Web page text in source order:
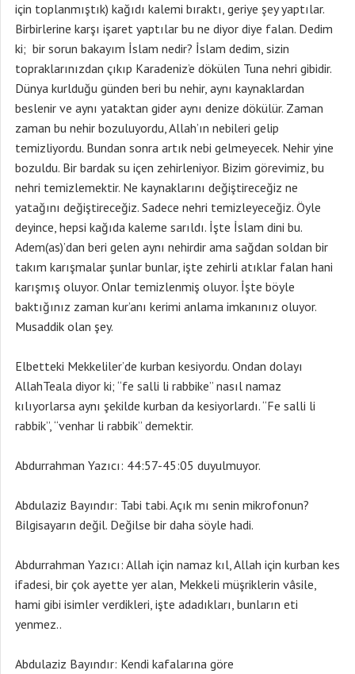
için toplanmıştık) kağıdı kalemi bıraktı, geriye şey yaptılar.
Birbirlerine karşı işaret yaptılar bu ne diyor diye falan. Dedim
ki; bir sorun bakayım İslam nedir? İslam dedim, sizin
topraklarınızdan çıkıp Karadeniz’e dökülen Tuna nehri gibidir.
Dünya kurlduğu günden beri bu nehir, aynı kaynaklardan
beslenir ve aynı yataktan gider aynı denize dökülür. Zaman
zaman bu nehir bozuluyordu, Allah’ın nebileri gelip
temizliyordu. Bundan sonra artık nebi gelmeyecek. Nehir yine
bozuldu. Bir bardak su içen zehirleniyor. Bizim görevimiz, bu
nehri temizlemektir. Ne kaynaklarını değiştireceğiz ne
yatağını değiştireceğiz. Sadece nehri temizleyeceğiz. Öyle
deyince, hepsi kağıda kaleme sarıldı. İşte İslam dini bu.
Adem(as)’dan beri gelen aynı nehirdir ama sağdan soldan bir
takım karışmalar şunlar bunlar, işte zehirli atıklar falan hani
karışmış oluyor. Onlar temizlenmiş oluyor. İşte böyle
baktığınız zaman kur’anı kerimi anlama imkanınız oluyor.
Musaddik olan şey.
Elbetteki Mekkeliler’de kurban kesiyordu. Ondan dolayı
AllahTeala diyor ki; “fe salli li rabbike” nasıl namaz
kılıyorlarsa aynı şekilde kurban da kesiyorlardı. “Fe salli li
rabbik”, “venhar li rabbik” demektir.
Abdurrahman Yazıcı: 44:57-45:05 duyulmuyor.
Abdulaziz Bayındır: Tabi tabi. Açık mı senin mikrofonun?
Bilgisayarın değil. Değilse bir daha söyle hadi.
Abdurrahman Yazıcı: Allah için namaz kıl, Allah için kurban kes
ifadesi, bir çok ayette yer alan, Mekkeli müşriklerin vâsile,
hami gibi isimler verdikleri, işte adadıkları, bunların eti
yenmez..
Abdulaziz Bayındır: Kendi kafalarına göre